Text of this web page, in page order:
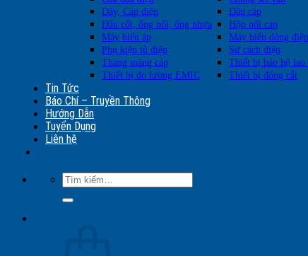
Dây, Cáp điện
Đầu cáp
Đầu cốt, ống nối, ống nhựa
Hộp nối cáp
Máy biến áp
Máy biến dòng điện
Phụ kiện tủ điện
Sứ cách điện
Thang máng cáp
Thiết bị bảo hộ lao
Thiết bị đo lường EMIC
Thiết bị đóng cắt
Tin Tức
Báo Chí – Truyền Thông
Hướng Dẫn
Tuyển Dụng
Liên hệ
Tìm
kiếm: